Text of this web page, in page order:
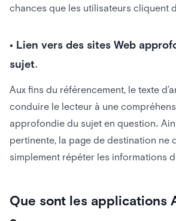
chances que les utilisateurs cliquent
• Lien vers des sites Web
sujet.
Aux fins du référencement, le texte
conduire le lecteur à une
approfondie du sujet en question.
pertinente, la page de destination ne
simplement répéter les informations
Que sont les applications